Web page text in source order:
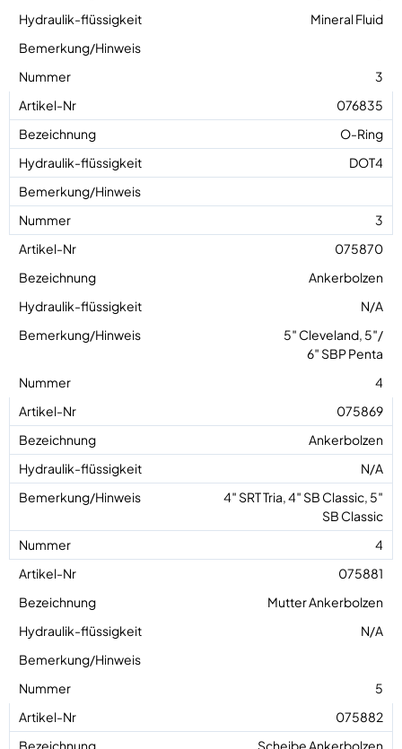
Mineral Fluid
3
076835
O-Ring
DOT4
3
075870
Ankerbolzen
N/A
5″ Cleveland, 5″/
6″ SBP Penta
4
075869
Ankerbolzen
N/A
4″ SRT Tria, 4″ SB Classic, 5″
SB Classic
4
075881
Mutter Ankerbolzen
N/A
5
075882
Scheibe Ankerbolzen